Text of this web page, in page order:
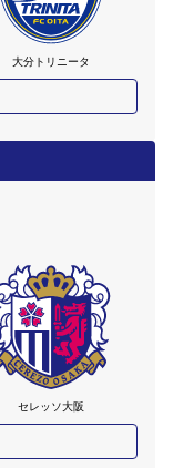
大分トリニータ
セレッソ大阪